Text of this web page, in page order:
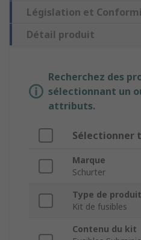
Législation et
Détail produit
Recherchez des
sélectionnant un
attributs.
Sélectionner
Marque
Schurter
Type de produit
Kit de fusibles
Contenu du kit